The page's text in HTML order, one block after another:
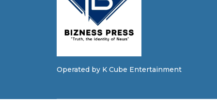
Operated by K Cube Entertainment